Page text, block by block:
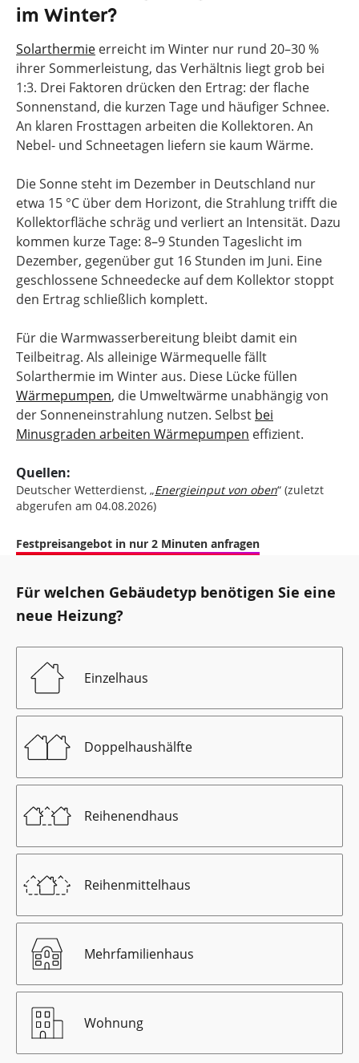
im Winter?
Solarthermie erreicht im Winter nur rund 20–30 %
ihrer Sommerleistung, das Verhältnis liegt grob bei
1:3. Drei Faktoren drücken den Ertrag: der flache
Sonnenstand, die kurzen Tage und häufiger Schnee.
An klaren Frosttagen arbeiten die Kollektoren. An
Nebel- und Schneetagen liefern sie kaum Wärme.
Die Sonne steht im Dezember in Deutschland nur
etwa 15 °C über dem Horizont, die Strahlung trifft die
Kollektorfläche schräg und verliert an Intensität. Dazu
kommen kurze Tage: 8–9 Stunden Tageslicht im
Dezember, gegenüber gut 16 Stunden im Juni. Eine
geschlossene Schneedecke auf dem Kollektor stoppt
den Ertrag schließlich komplett.
Für die Warmwasserbereitung bleibt damit ein
Teilbeitrag. Als alleinige Wärmequelle fällt
Solarthermie im Winter aus. Diese Lücke füllen
Wärmepumpen, die Umweltwärme unabhängig von
der Sonneneinstrahlung nutzen. Selbst bei
Minusgraden arbeiten Wärmepumpen effizient.
Quellen:
Deutscher Wetterdienst, „Energieinput von oben“ (zuletzt
abgerufen am 04.08.2026)
Festpreisangebot in nur 2 Minuten anfragen
Für welchen Gebäudetyp benötigen Sie eine
neue Heizung?
Einzelhaus
Doppelhaushälfte
Reihenendhaus
Reihenmittelhaus
Mehrfamilienhaus
Wohnung